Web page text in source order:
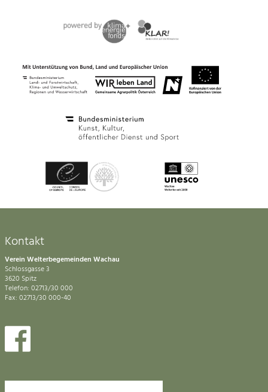
Kontakt
Verein Welterbegemeinden Wachau
Schlossgasse 3
3620 Spitz
Telefon: 02713/30 000
Fax: 02713/30 000-40